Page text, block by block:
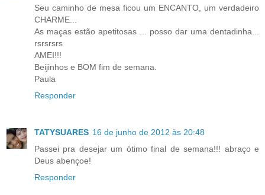
Seu caminho de mesa ficou um ENCANTO, um verdadeiro
CHARME...
As maças estão apetitosas ... posso dar uma dentadinha...
rsrsrsrs
AMEI!!!
Beijinhos e BOM fim de semana.
Paula
Responder
TATYSUARES 16 de junho de 2012 às 20:48
Passei pra desejar um ótimo final de semana!!! abraço e
Deus abençoe!
Responder